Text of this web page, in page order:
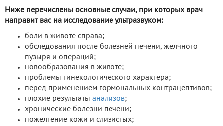
Ниже перечислены основные случаи, при которых врач
направит вас на исследование ультразвуком:
боли в животе справа;
обследования после болезней печени, желчного
пузыря и операций;
новообразования в животе;
проблемы гинекологического характера;
перед применением гормональных контрацептивов;
плохие результаты анализов;
хронические болезни печени;
пожелтение кожи и слизистых;